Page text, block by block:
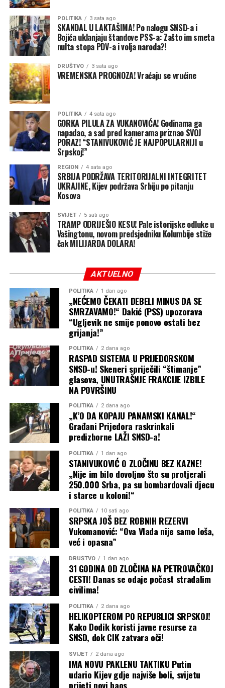
POLITIKA 3 sata ago
SKANDAL U LAKTAŠIMA! Po nalogu SNSD-a i
Bojića uklanjaju štandove PSS-a: Zašto im smeta
nulta stopa PDV-a i volja naroda?!
DRUŠTVO 3 sata ago
VREMENSKA PROGNOZA! Vraćaju se vrućine
POLITIKA 4 sata ago
GORKA PILULA ZA VUKANOVIĆA! Godinama ga
napadao, a sad pred kamerama priznao SVOJ
PORAZ! “STANIVUKOVIĆ JE NAJPOPULARNIJI u
Srpskoj!”
REGION 4 sata ago
SRBIJA PODRŽAVA TERITORIJALNI INTEGRITET
UKRAJINE, Kijev podržava Srbiju po pitanju
Kosova
SVIJET 5 sati ago
TRAMP ODRIJEŠIO KESU! Pale istorijske odluke u
Vašingtonu, novom predsjedniku Kolumbije stiže
čak MILIJARDA DOLARA!
AKTUELNO
POLITIKA 1 dan ago
„NEĆEMO ČEKATI DEBELI MINUS DA SE
SMRZAVAMO!“ Dakić (PSS) upozorava
“Ugljevik ne smije ponovo ostati bez
grijanja!”
POLITIKA 2 dana ago
RASPAD SISTEMA U PRIJEDORSKOM
SNSD-u! Skeneri spriječili “štimanje”
glasova, UNUTRAŠNJE FRAKCIJE IZBILE
NA POVRŠINU
POLITIKA 2 dana ago
„K’O DA KOPAJU PANAMSKI KANAL!“
Građani Prijedora raskrinkali
predizborne LAŽI SNSD-a!
POLITIKA 1 dan ago
STANIVUKOVIĆ O ZLOČINU BEZ KAZNE!
„Nije im bilo dovoljno što su protjerali
250.000 Srba, pa su bombardovali djecu
i starce u koloni!“
POLITIKA 10 sati ago
SRPSKA JOŠ BEZ ROBNIH REZERVI
Vukomanović: “Ova Vlada nije samo loša,
već i opasna”
DRUŠTVO 1 dan ago
31 GODINA OD ZLOČINA NA PETROVAČKOJ
CESTI! Danas se odaje počast stradalim
civilima!
POLITIKA 2 dana ago
HELIKOPTEROM PO REPUBLICI SRPSKOJ!
Kako Dodik koristi javne resurse za
SNSD, dok CIK zatvara oči!
SVIJET 2 dana ago
IMA NOVU PAKLENU TAKTIKU Putin
udario Kijev gdje najviše boli, svijetu
prijeti novi haos